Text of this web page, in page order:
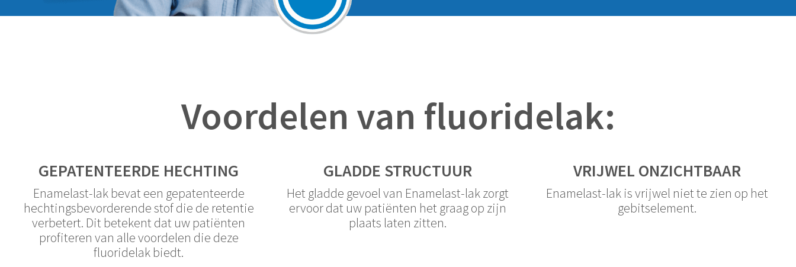
Voordelen van fluoridelak:
GEPATENTEERDE HECHTING
Enamelast-lak bevat een gepatenteerde
hechtingsbevorderende stof die de retentie
verbetert. Dit betekent dat uw patiënten
profiteren van alle voordelen die deze
fluoridelak biedt.
GLADDE STRUCTUUR
Het gladde gevoel van Enamelast-lak zorgt
ervoor dat uw patiënten het graag op zijn
plaats laten zitten.
VRIJWEL ONZICHTBAAR
Enamelast-lak is vrijwel niet te zien op het
gebitselement.